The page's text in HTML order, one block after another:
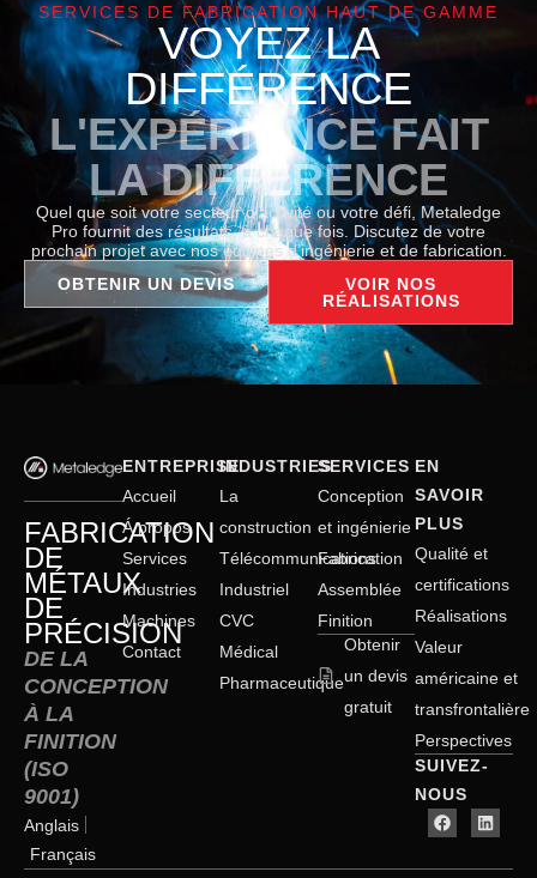
SERVICES DE FABRICATION HAUT DE GAMME
VOYEZ LA
DIFFÉRENCE
L'EXPÉRIENCE FAIT
LA DIFFÉRENCE
Quel que soit votre secteur d’activité ou votre défi, Metaledge
Pro fournit des résultats, à chaque fois. Discutez de votre
prochain projet avec nos équipes d’ingénierie et de fabrication.
OBTENIR UN DEVIS
VOIR NOS
RÉALISATIONS
FABRICATION
DE
MÉTAUX
DE
PRÉCISION
DE LA
CONCEPTION
À LA
FINITION
(ISO
9001)
Anglais
Français
ENTREPRISE
Accueil
Á propos
Services
Industries
Machines
Contact
INDUSTRIES
La
construction
Télécommunications
Industriel
CVC
Médical
Pharmaceutique
SERVICES
Conception
et ingénierie
Fabrication
Assemblée
Finition
Obtenir
un devis
gratuit
EN
SAVOIR
PLUS
Qualité et
certifications
Réalisations
Valeur
américaine et
transfrontalière
Perspectives
SUIVEZ-
NOUS